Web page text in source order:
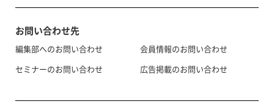
お問い合わせ先
編集部へのお問い合わせ
セミナーのお問い合わせ
会員情報のお問い合わせ
広告掲載のお問い合わせ